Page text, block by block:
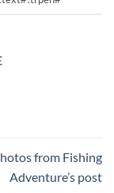
from Fishing
Adventure’s post